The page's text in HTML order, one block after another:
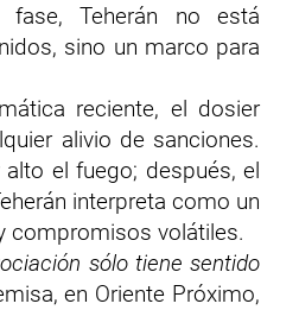
Teherán no está
sino un marco para
reciente, el dosier
alivio de sanciones.
el fuego; después, el
interpreta como un
compromisos volátiles.
sólo tiene sentido
en Oriente Próximo,